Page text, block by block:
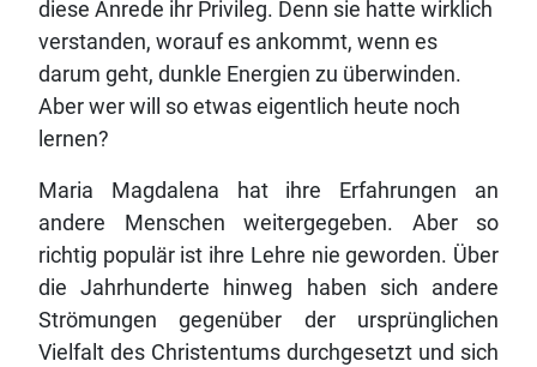
diese Anrede ihr Privileg. Denn sie hatte wirklich
verstanden, worauf es ankommt, wenn es
darum geht, dunkle Energien zu überwinden.
Aber wer will so etwas eigentlich heute noch
lernen?
Maria Magdalena hat ihre Erfahrungen an
andere Menschen weitergegeben. Aber so
richtig populär ist ihre Lehre nie geworden. Über
die Jahrhunderte hinweg haben sich andere
Strömungen gegenüber der ursprünglichen
Vielfalt des Christentums durchgesetzt und sich